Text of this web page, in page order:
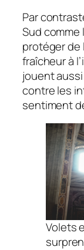
Par
Sud comme
protéger de
fraîcheur à
jouent
contre les
sentiment
Volets